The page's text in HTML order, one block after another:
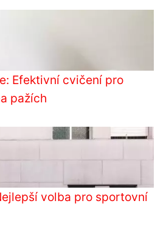
Efektivní cvičení pro
pažích
volba pro sportovní